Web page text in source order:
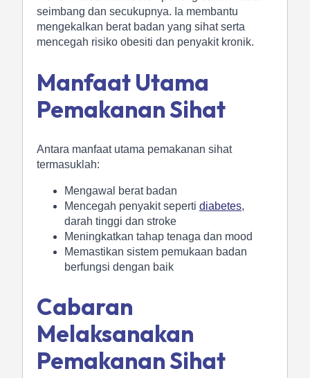
seimbang dan secukupnya. Ia membantu
mengekalkan berat badan yang sihat serta
mencegah risiko obesiti dan penyakit kronik.
Manfaat Utama
Pemakanan Sihat
Antara manfaat utama pemakanan sihat
termasuklah:
Mengawal berat badan
Mencegah penyakit seperti diabetes,
darah tinggi dan stroke
Meningkatkan tahap tenaga dan mood
Memastikan sistem pemukaan badan
berfungsi dengan baik
Cabaran
Melaksanakan
Pemakanan Sihat